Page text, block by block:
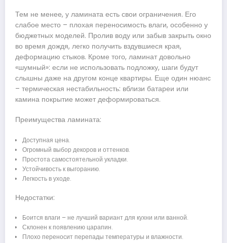
Тем не менее, у ламината есть свои ограничения. Его
слабое место – плохая переносимость влаги, особенно у
бюджетных моделей. Пролив воду или забыв закрыть окно
во время дождя, легко получить вздувшиеся края,
деформацию стыков. Кроме того, ламинат довольно
«шумный»: если не использовать подложку, шаги будут
слышны даже на другом конце квартиры. Еще один нюанс
– термическая нестабильность: вблизи батареи или
камина покрытие может деформироваться.
Преимущества ламината:
Доступная цена.
Огромный выбор декоров и оттенков.
Простота самостоятельной укладки.
Устойчивость к выгоранию.
Легкость в уходе.
Недостатки:
Боится влаги – не лучший вариант для кухни или ванной.
Склонен к появлению царапин.
Плохо переносит перепады температуры и влажности.